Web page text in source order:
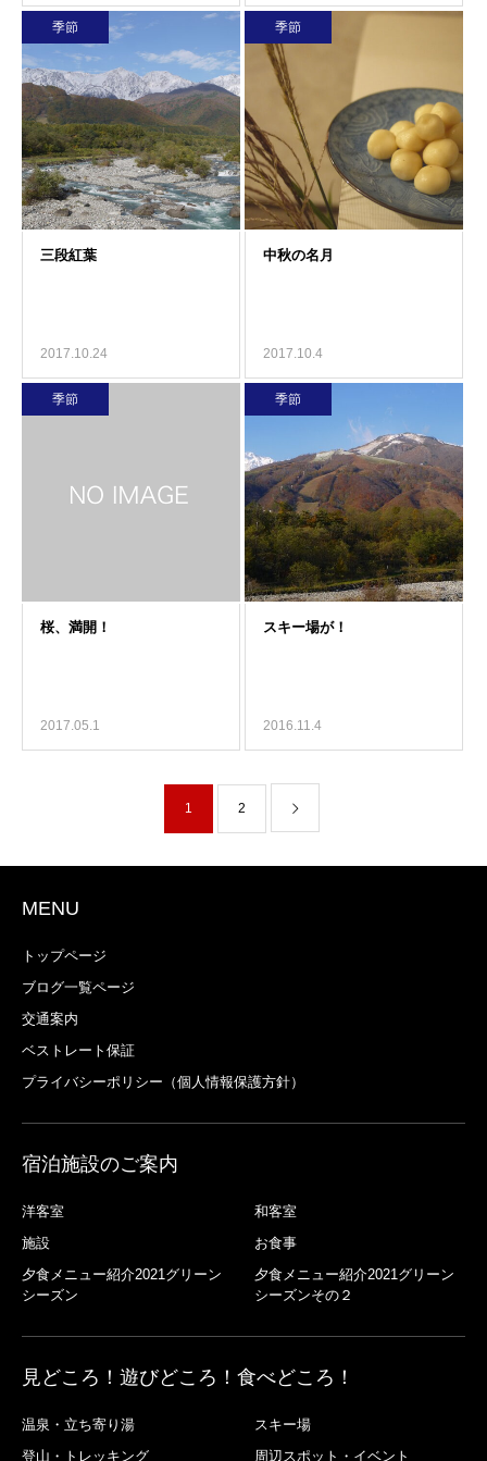
季節
2017.10.24
季節
2017.10.4
季節
2017.05.1
季節
2016.11.4
1 2
MENU
トップページ
ブログ一覧ページ
交通案内
ベストレート保証
プライバシーポリシー（個人情報保護方針）
宿泊施設のご案内
洋客室
和客室
施設
お食事
夕食メニュー紹介2021グリーン
シーズン
夕食メニュー紹介2021グリーン
シーズンその２
見どころ！遊びどころ！食べどころ！
温泉・立ち寄り湯
スキー場
登山・トレッキング
周辺スポット・イベント